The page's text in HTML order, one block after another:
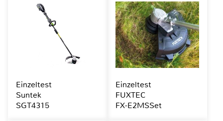
Einzeltest
Suntek
SGT4315
Einzeltest
FUXTEC
FX-E2MSSet